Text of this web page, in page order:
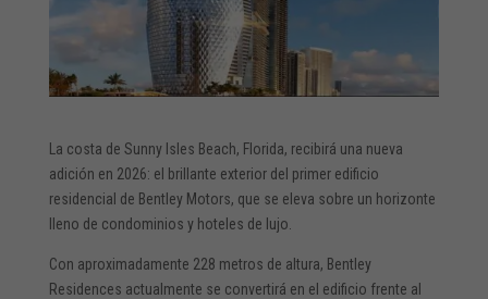
La costa de Sunny Isles Beach, Florida, recibirá una nueva
adición en 2026: el brillante exterior del primer edificio
residencial de Bentley Motors, que se eleva sobre un horizonte
lleno de condominios y hoteles de lujo.
Con aproximadamente 228 metros de altura, Bentley
Residences actualmente se convertirá en el edificio frente al